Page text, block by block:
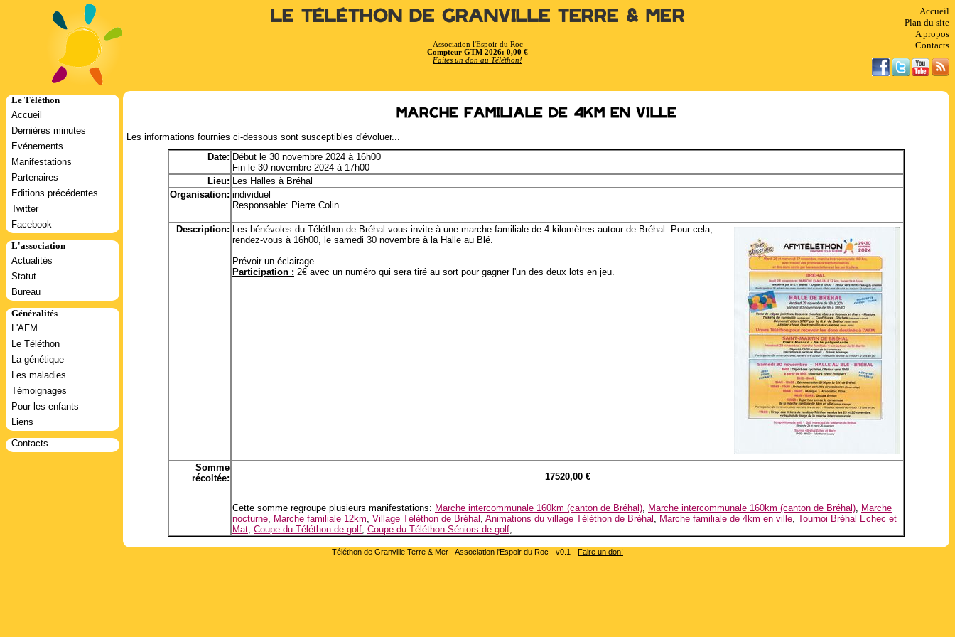
Accueil
Plan du site
A propos
Contacts
Le Téléthon de Granville Terre & Mer
Association l'Espoir du Roc
Compteur GTM 2026: 0,00 €
Faites un don au Téléthon!
Le Téléthon
Accueil
Dernières minutes
Evénements
Manifestations
Partenaires
Editions précédentes
Twitter
Facebook
L'association
Actualités
Statut
Bureau
Généralités
L'AFM
Le Téléthon
La génétique
Les maladies
Témoignages
Pour les enfants
Liens
Contacts
Marche familiale de 4km en ville
Les informations fournies ci-dessous sont susceptibles d'évoluer...
Date: Début le 30 novembre 2024 à 16h00
Fin le 30 novembre 2024 à 17h00
Lieu: Les Halles à Bréhal
Organisation: individuel
Responsable: Pierre Colin
Description: Les bénévoles du Téléthon de Bréhal vous invite à une marche familiale de 4 kilomètres autour de Bréhal. Pour cela,
rendez-vous à 16h00, le samedi 30 novembre à la Halle au Blé.
Prévoir un éclairage
Participation : 2€ avec un numéro qui sera tiré au sort pour gagner l'un des deux lots en jeu.
Somme
récoltée:
17520,00 €
Cette somme regroupe plusieurs manifestations: Marche intercommunale 160km (canton de Bréhal) Marche intercommunale 160km (canton de Bréhal) Marche
nocturne Marche familiale 12km Village Téléthon de Bréhal Animations du village Téléthon de Bréhal Marche familiale de 4km en ville Tournoi Bréhal Echec et
Mat Coupe du Téléthon de golf Coupe du Téléthon Séniors de golf
Téléthon de Granville Terre & Mer - Association l'Espoir du Roc - v0.1 - Faire un don!